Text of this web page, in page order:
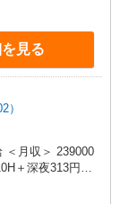
見る
）
＜月収＞ 239000
＋深夜313円